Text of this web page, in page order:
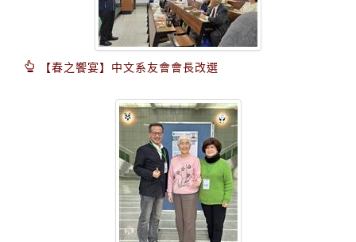
【春之饗宴】中文系友會會長改選